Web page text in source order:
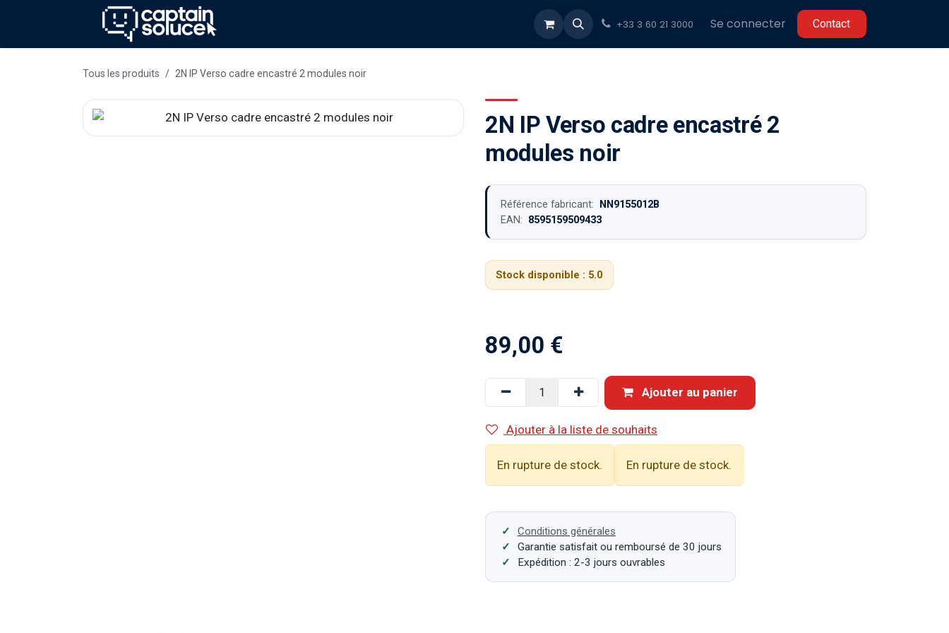
Se rendre au contenu
+33 3 60 21 3000 Se connecter C​​ontact
Tous les produits 2N IP Verso cadre encastré 2 modules noir
2N IP Verso cadre encastré 2
modules noir
Référence fabricant:
NN9155012B
EAN: 8595159509433
Stock disponible : 5.0
89,00 €
Ajouter au panier
Ajouter à la liste de souhaits
En rupture de stock. En rupture de stock.
Conditions générales
Garantie satisfait ou remboursé de 30 jours
Expédition : 2-3 jours ouvrables